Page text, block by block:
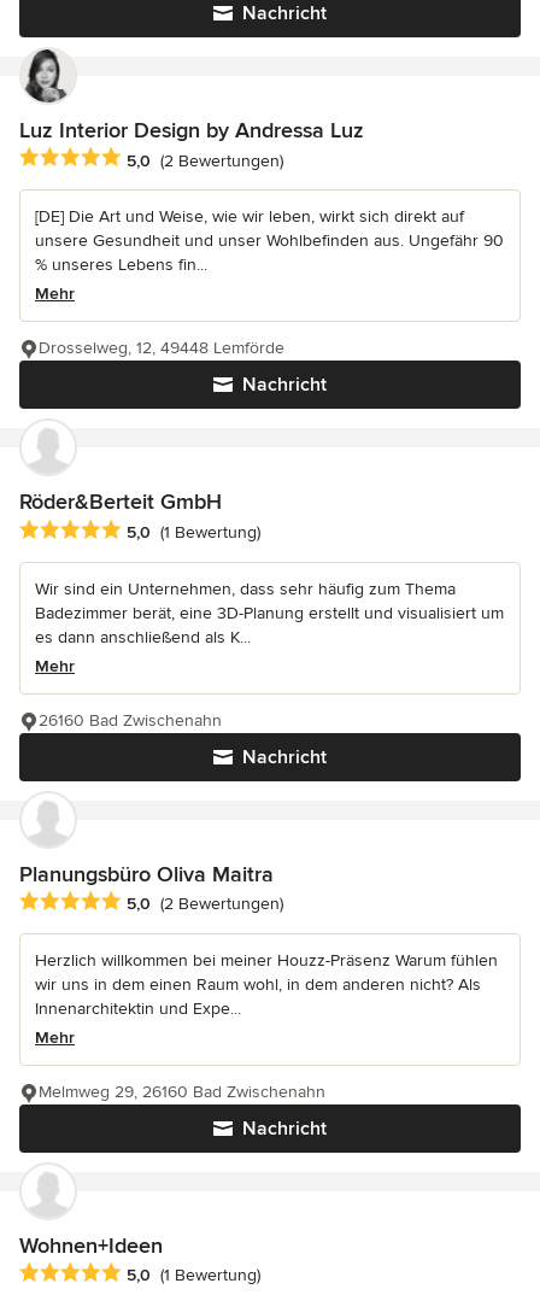
Nachricht
Luz Interior Design by Andressa Luz
Durchschnittliche Bewertung: 5 von 5 Sternen
5,0 (2 Bewertungen)
[DE] Die Art und Weise, wie wir leben, wirkt sich direkt auf
unsere Gesundheit und unser Wohlbefinden aus. Ungefähr 90
% unseres Lebens fin...
Mehr
Nachricht
Drosselweg, 12, 49448 Lemförde
Röder&Berteit GmbH
Durchschnittliche Bewertung: 5 von 5 Sternen
5,0 (1 Bewertung)
Wir sind ein Unternehmen, dass sehr häufig zum Thema
Badezimmer berät, eine 3D-Planung erstellt und visualisiert um
es dann anschließend als K...
Mehr
Nachricht
26160 Bad Zwischenahn
Planungsbüro Oliva Maitra
Durchschnittliche Bewertung: 5 von 5 Sternen
5,0 (2 Bewertungen)
Herzlich willkommen bei meiner Houzz-Präsenz Warum fühlen
wir uns in dem einen Raum wohl, in dem anderen nicht? Als
Innenarchitektin und Expe...
Mehr
Nachricht
Melmweg 29, 26160 Bad Zwischenahn
Wohnen+Ideen
Durchschnittliche Bewertung: 5 von 5 Sternen
5,0 (1 Bewertung)